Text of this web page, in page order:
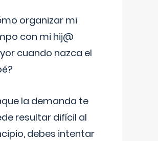
organizar mi
con mi hij@
cuando nazca el
la demanda te
resultar difícil al
debes intentar